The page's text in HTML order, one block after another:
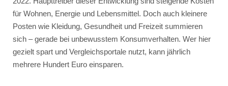
für Wohnen, Energie und Lebensmittel. Doch auch kleinere
Posten wie Kleidung, Gesundheit und Freizeit summieren
sich – gerade bei unbewusstem Konsumverhalten. Wer hier
gezielt spart und Vergleichsportale nutzt, kann jährlich
mehrere Hundert Euro einsparen.